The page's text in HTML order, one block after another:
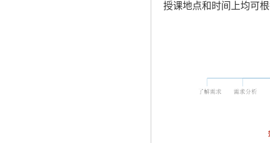
授课地点和时间上均可